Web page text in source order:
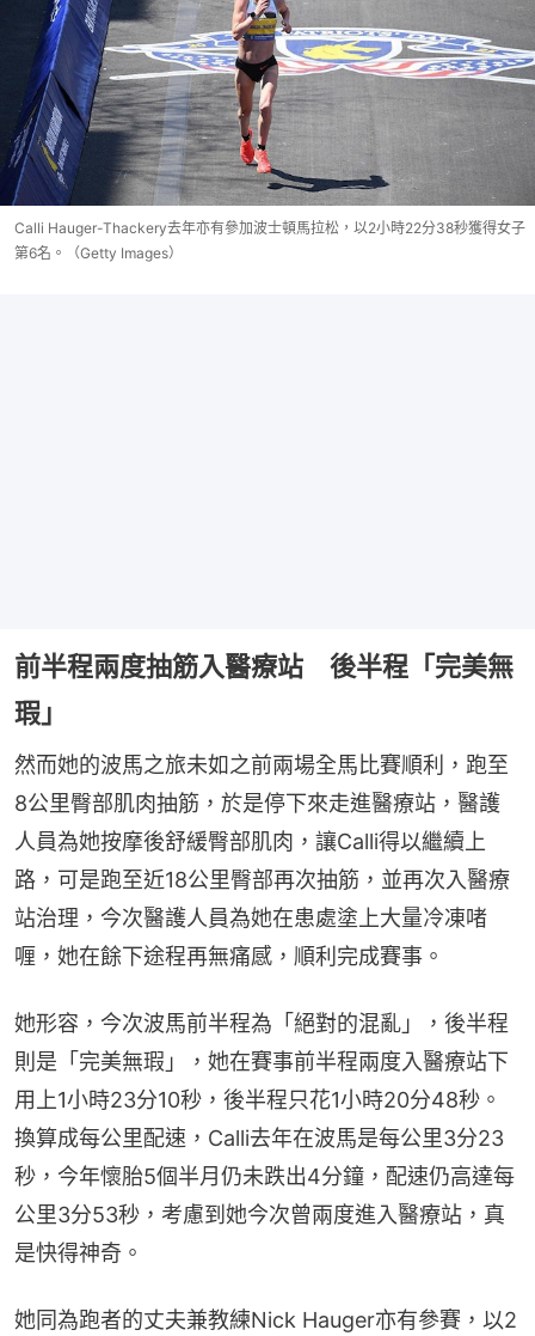
Calli Hauger-Thackery去年亦有參加波士頓馬拉松，以2小時22分38秒獲得女子
第6名。（Getty Images）
前半程兩度抽筋入醫療站 後半程「完美無
瑕」
然而她的波馬之旅未如之前兩場全馬比賽順利，跑至
8公里臀部肌肉抽筋，於是停下來走進醫療站，醫護
人員為她按摩後舒緩臀部肌肉，讓Calli得以繼續上
路，可是跑至近18公里臀部再次抽筋，並再次入醫療
站治理，今次醫護人員為她在患處塗上大量冷凍啫
喱，她在餘下途程再無痛感，順利完成賽事。
她形容，今次波馬前半程為「絕對的混亂」，後半程
則是「完美無瑕」，她在賽事前半程兩度入醫療站下
用上1小時23分10秒，後半程只花1小時20分48秒。
換算成每公里配速，Calli去年在波馬是每公里3分23
秒，今年懷胎5個半月仍未跌出4分鐘，配速仍高達每
公里3分53秒，考慮到她今次曾兩度進入醫療站，真
是快得神奇。
她同為跑者的丈夫兼教練Nick Hauger亦有參賽，以2